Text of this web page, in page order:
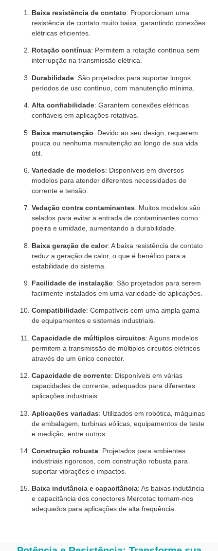
Baixa resistência de contato: Proporcionam uma
resistência de contato muito baixa, garantindo conexões
elétricas eficientes.
Rotação contínua: Permitem a rotação contínua sem
interrupção na transmissão elétrica.
Durabilidade: São projetados para suportar longos
períodos de uso contínuo, com manutenção mínima.
Alta confiabilidade: Garantem conexões elétricas
confiáveis em aplicações rotativas.
Baixa manutenção: Devido ao seu design, requerem
pouca ou nenhuma manutenção ao longo de sua vida
útil.
Variedade de modelos: Disponíveis em diversos
modelos para atender diferentes necessidades de
corrente e tensão.
Vedação contra contaminantes: Muitos modelos são
selados para evitar a entrada de contaminantes como
poeira e umidade, aumentando a durabilidade.
Baixa geração de calor: A baixa resistência de contato
reduz a geração de calor, o que é benéfico para a
estabilidade do sistema.
Facilidade de instalação: São projetados para serem
facilmente instalados em uma variedade de aplicações.
Compatibilidade: Compatíveis com uma ampla gama
de equipamentos e sistemas industriais.
Capacidade de múltiplos circuitos: Alguns modelos
permitem a transmissão de múltiplos circuitos elétricos
através de um único conector.
Capacidade de corrente: Disponíveis em várias
capacidades de corrente, adequados para diferentes
aplicações industriais.
Aplicações variadas: Utilizados em robótica, máquinas
de embalagem, turbinas eólicas, equipamentos de teste
e medição, entre outros.
Construção robusta: Projetados para ambientes
industriais rigorosos, com construção robusta para
suportar vibrações e impactos.
Baixa indutância e capacitância: As baixas indutância
e capacitância dos conectores Mercotac tornam-nos
adequados para aplicações de alta frequência.